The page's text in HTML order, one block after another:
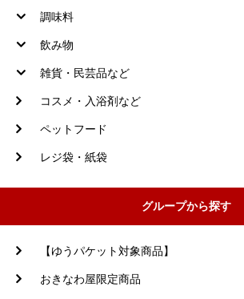
調味料
飲み物
雑貨・民芸品など
コスメ・入浴剤など
ペットフード
レジ袋・紙袋
グループから探す
【ゆうパケット対象商品】
おきなわ屋限定商品